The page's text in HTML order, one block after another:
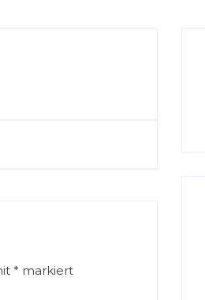
* markiert